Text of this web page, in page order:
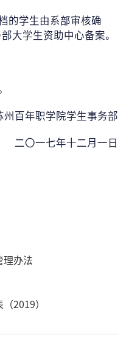
的学生由系部审核确
大学生资助中心备案。
州百年职学院学生事务部
二〇一七年十二月一日
理办法
2019）